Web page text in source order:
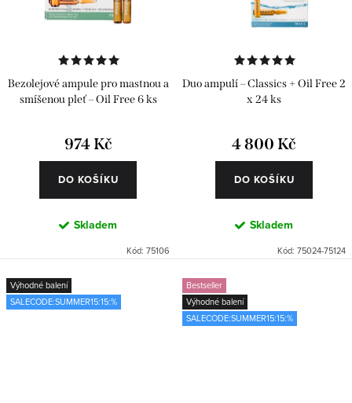
Bezolejové ampule pro mastnou a
smíšenou pleť – Oil Free 6 ks
974 Kč
DO KOŠÍKU
Skladem
Kód: 75106
Duo ampulí – Classics + Oil Free 2
x 24 ks
4 800 Kč
DO KOŠÍKU
Skladem
Kód: 75024-75124
Výhodné balení
SALECODE:SUMMER15:15:%
Bestseller
Výhodné balení
SALECODE:SUMMER15:15:%